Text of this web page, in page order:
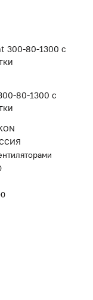
80-1300 с